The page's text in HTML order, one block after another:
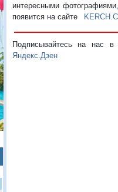
интересными
появится на сайте
Подписывайтесь на нас
Яндекс.Дзен